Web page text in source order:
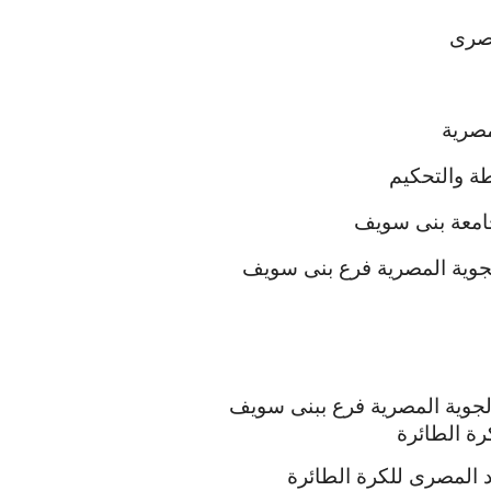
والتحكيم
بنى سويف
المصرية فرع بنى سويف
المصرية فرع ببنى سويف
الطائرة
المصرى للكرة الطائرة